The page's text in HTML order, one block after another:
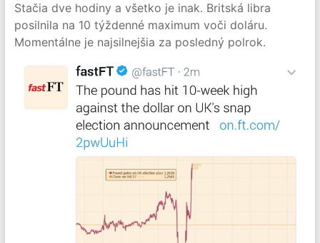
Stačia dve hodiny a všetko je inak. Britská libra
posilnila na 10 týždenné maximum voči doláru.
Momentálne je najsilnejšia za posledný polrok.